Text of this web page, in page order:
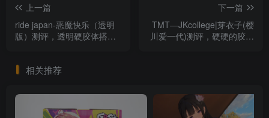
上一篇
ride japan-恶魔快乐（透明
版）测评，透明硬胶体搭配
下一篇
TMT—JKcollege|芽衣子(樱
川爱一代)测评，硬硬的胶，
相关推荐